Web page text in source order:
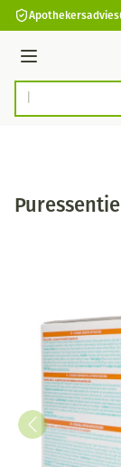
Ga naar de inhoud
Apothekersadvies
Menu
Product, merk,